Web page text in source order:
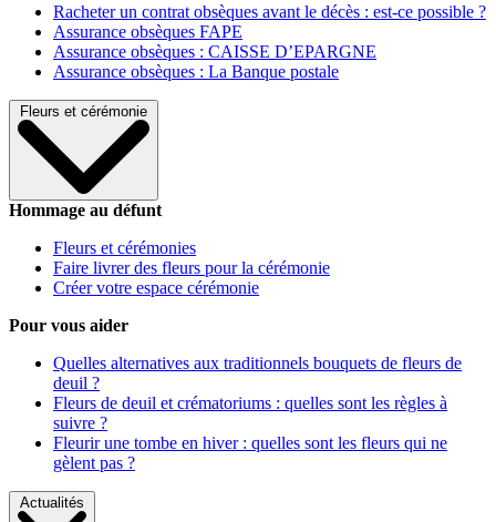
Racheter un contrat obsèques avant le décès : est-ce possible ?
Assurance obsèques FAPE
Assurance obsèques : CAISSE D’EPARGNE
Assurance obsèques : La Banque postale
Fleurs et cérémonie
Hommage au défunt
Fleurs et cérémonies
Faire livrer des fleurs pour la cérémonie
Créer votre espace cérémonie
Pour vous aider
Quelles alternatives aux traditionnels bouquets de fleurs de
deuil ?
Fleurs de deuil et crématoriums : quelles sont les règles à
suivre ?
Fleurir une tombe en hiver : quelles sont les fleurs qui ne
gèlent pas ?
Actualités